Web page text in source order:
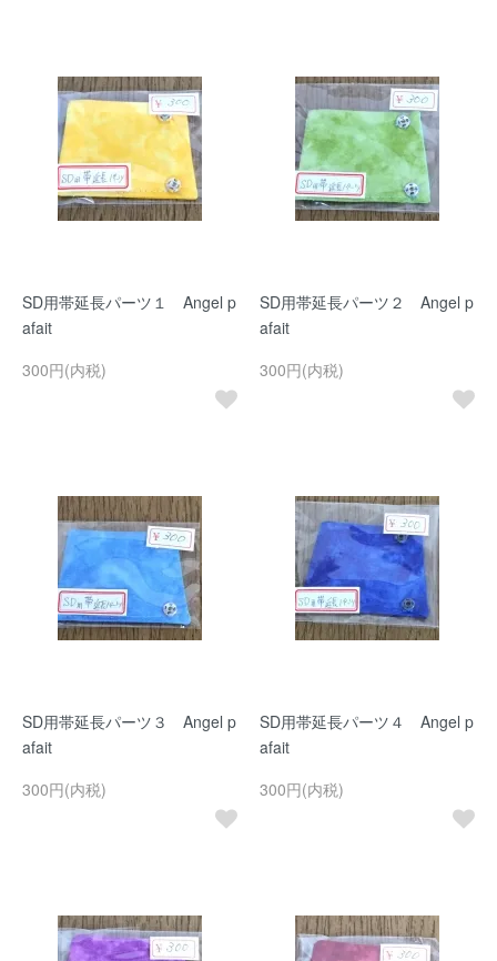
SD用帯延長パーツ１ Angel p
afait
300円(内税)
SD用帯延長パーツ２ Angel p
afait
300円(内税)
SD用帯延長パーツ３ Angel p
afait
300円(内税)
SD用帯延長パーツ４ Angel p
afait
300円(内税)